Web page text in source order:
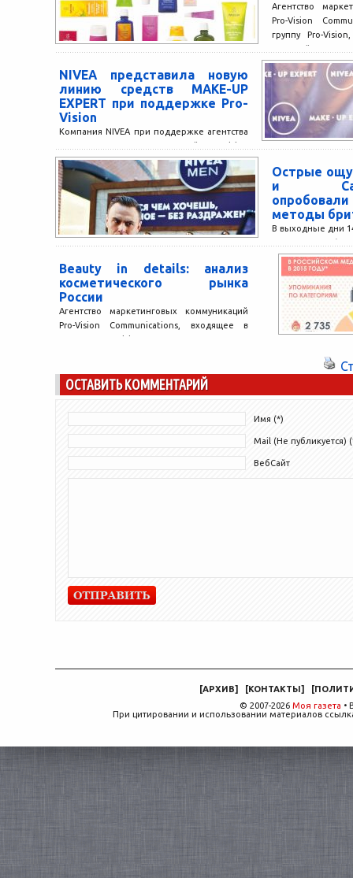
Агентство
Pro-Vision
группу Pro-
мировой
натуральной
NIVEA представила новую
линию средств MAKE-UP
EXPERT при поддержке Pro-
Vision
Компания NIVEA при поддержке агентства
маркетинговых коммуникаций Pro-Vision
Communications представила новую линию
средств MAKE-UP EXPERT, специально
разработанную для простого и...
Острые
и
методы
В выходные дни
«Метрополис»)
Петербурге
удалось
Beauty in details: анализ
косметического рынка
России
Агентство маркетинговых коммуникаций
Pro-Vision Communications, входящее в
группу Pro-Vision, впервые провело
медиапространстве. В...
ОСТАВИТЬ КОММЕНТАРИЙ
Имя (*)
Mail (Не публикуется)
ВебСайт
[АРХИВ] [КОНТАКТЫ] [
© 2007-2026 Моя газета •
При цитировании и использовании материалов